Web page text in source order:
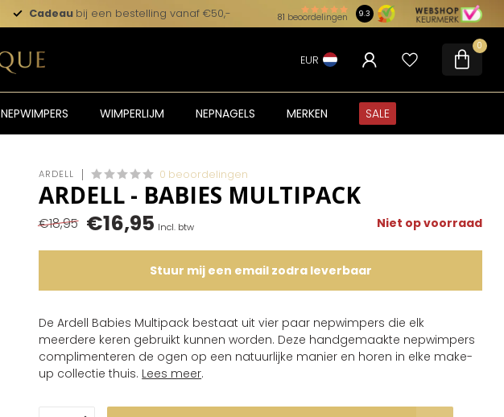
Cadeau bij een bestelling vanaf €50,- 81 beoordelingen 9.3
EUR
0
NEPWIMPERS WIMPERLIJM NEPNAGELS MERKEN SALE
ARDELL 0 beoordelingen
ARDELL - BABIES MULTIPACK
€18,95 €16,95 Incl. btw Niet op voorraad
Stuur mij een email zodra leverbaar
De Ardell Babies Multipack bestaat uit vier paar nepwimpers die elk
meerdere keren gebruikt kunnen worden. Deze handgemaakte nepwimpers
complimenteren de ogen op een natuurlijke manier en horen in elke make-
up collectie thuis. Lees meer.